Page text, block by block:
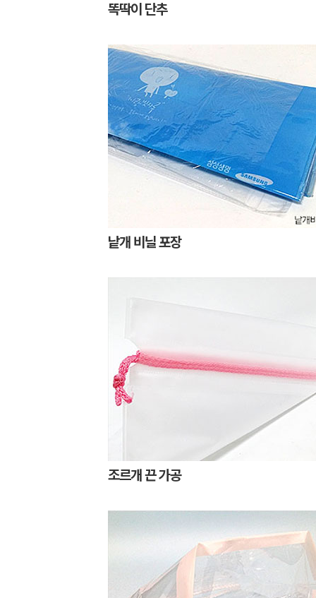
똑딱이 단추
낱개 비닐 포장
조르개 끈 가공